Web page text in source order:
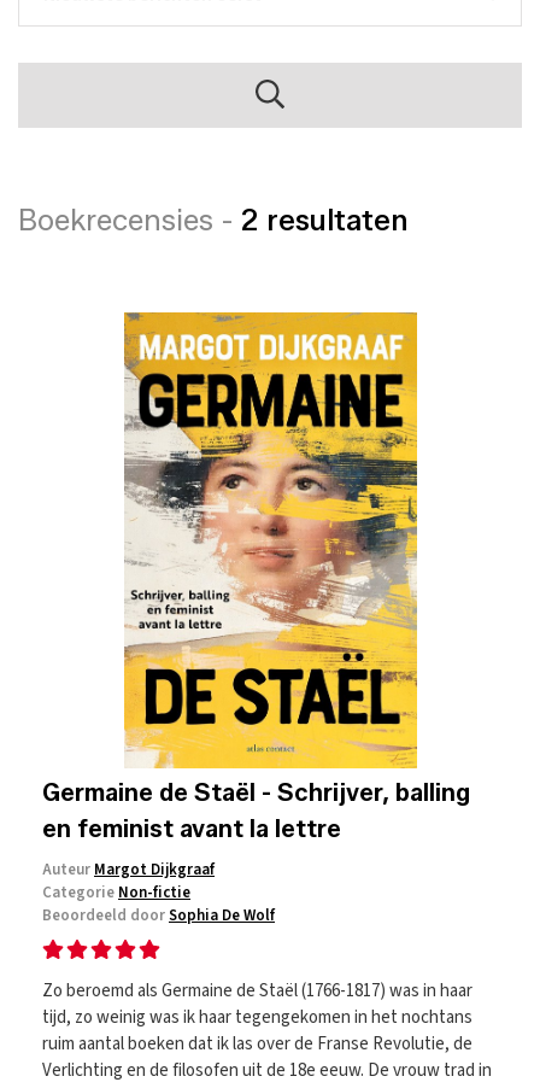
Boekrecensies - 2 resultaten
Germaine de Staël - Schrijver, balling
en feminist avant la lettre
Auteur Margot Dijkgraaf
Categorie Non-fictie
Beoordeeld doorSophia De Wolf
Zo beroemd als Germaine de Staël (1766-1817) was in haar
tijd, zo weinig was ik haar tegengekomen in het nochtans
ruim aantal boeken dat ik las over de Franse Revolutie, de
Verlichting en de filosofen uit de 18e eeuw. De vrouw trad in